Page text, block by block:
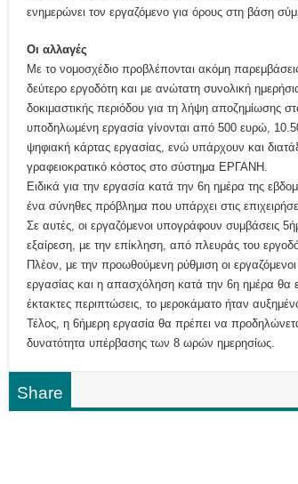
ενημερώνει τον εργαζόμενο για όρους στη βάση
Οι αλλαγές
Με το νομοσχέδιο προβλέπονται ακόμη
δεύτερο εργοδότη και με ανώτατη συνολική
δοκιμαστικής περιόδου για τη λήψη αποζημίωσης
υποδηλωμένη εργασία γίνονται από 500 ευρώ,
ψηφιακή κάρτας εργασίας, ενώ υπάρχουν και
γραφειοκρατικό κόστος στο σύστημα ΕΡΓΑΝΗ.
Ειδικά για την εργασία κατά την 6η ημέρα της
ένα σύνηθες πρόβλημα που υπάρχει στις
Σε αυτές, οι εργαζόμενοι υπογράφουν συμβάσεις
εξαίρεση, με την επίκληση, από πλευράς του
Πλέον, με την προωθούμενη ρύθμιση οι
εργασίας και η απασχόληση κατά την 6η ημέρα θα
έκτακτες περιπτώσεις, το μεροκάματο ήταν
Τέλος, η 6ήμερη εργασία θα πρέπει να
δυνατότητα υπέρβασης των 8 ωρών ημερησίως.
Share